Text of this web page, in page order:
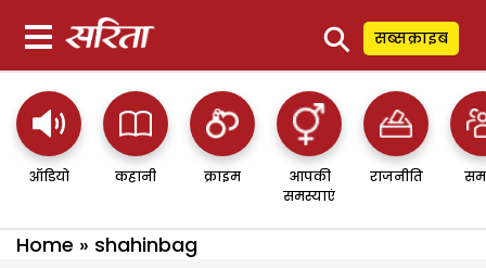
⚲ सब्सक्राइब
ऑडियो कहानी क्राइम
आपकी
समस्याएं
राजनीति
Home » shahinbag